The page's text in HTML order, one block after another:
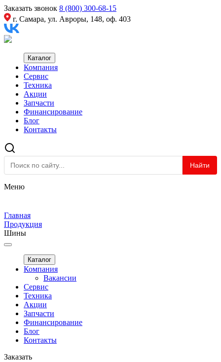
Заказать звонок 8 (800) 300-68-15
г. Самара, ул. Авроры, 148, оф. 403
Каталог
Компания
Сервис
Техника
Акции
Запчасти
Финансирование
Блог
Контакты
Найти
Меню
Главная
Продукция
Шины
Каталог
Компания
Вакансии
Сервис
Техника
Акции
Запчасти
Финансирование
Блог
Контакты
Заказать